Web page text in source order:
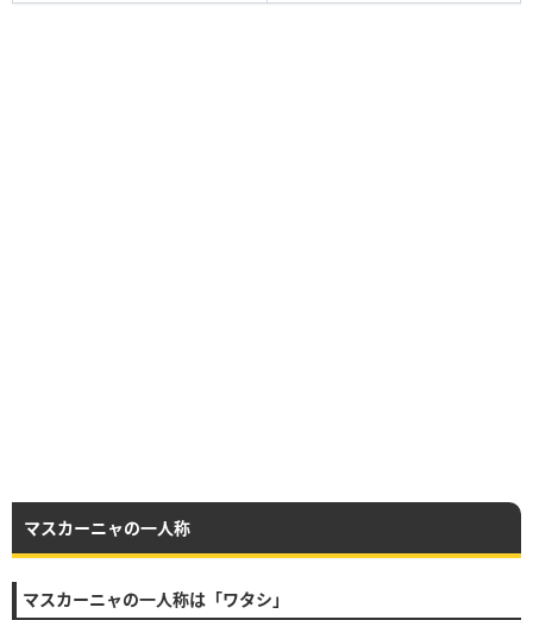
マスカーニャの一人称
マスカーニャの一人称は「ワタシ」